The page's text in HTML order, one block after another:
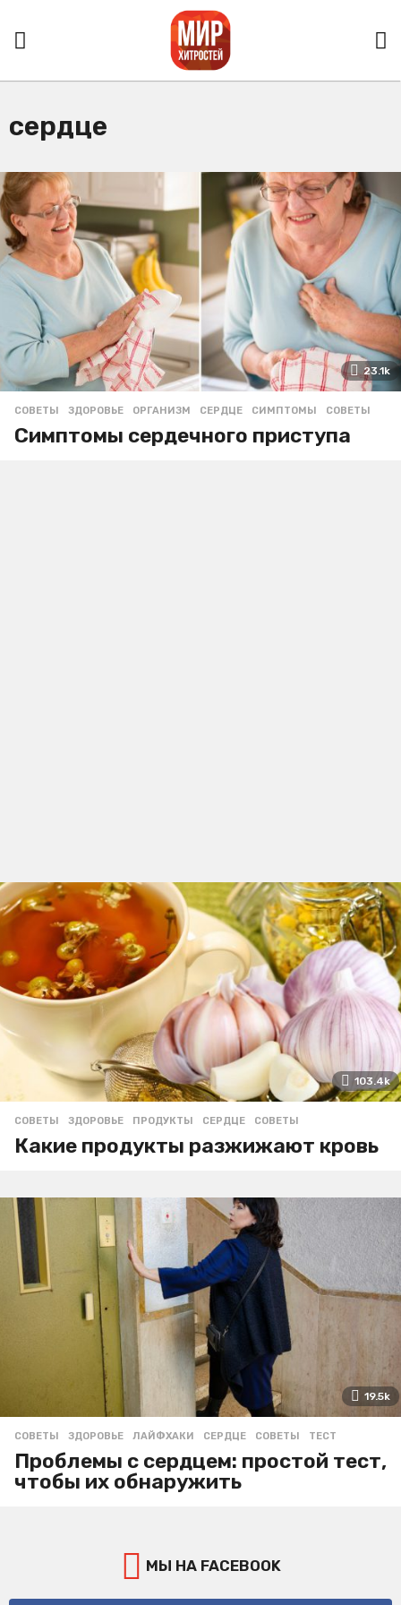
сердце
23.1k
СОВЕТЫ ЗДОРОВЬЕ ,ОРГАНИЗМ ,СЕРДЦЕ ,СИМПТОМЫ ,СОВЕТЫ
Симптомы сердечного приступа
103.4k
СОВЕТЫ ЗДОРОВЬЕ ,ПРОДУКТЫ ,СЕРДЦЕ ,СОВЕТЫ
Какие продукты разжижают кровь
19.5k
СОВЕТЫ ЗДОРОВЬЕ ,ЛАЙФХАКИ ,СЕРДЦЕ ,СОВЕТЫ ,ТЕСТ
Проблемы с сердцем: простой тест,
чтобы их обнаружить
МЫ НА FACEBOOK